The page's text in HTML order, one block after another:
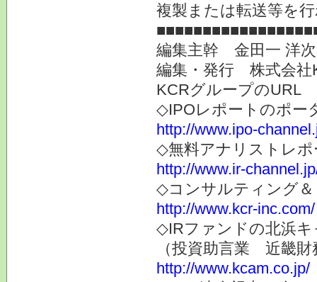
複製または転送等を
編集主幹 金田一 洋
編集・発行 株式会社
KCRグループのURL
◇IPOレポートのポー
http://www.ipo-
◇無料アナリストレ
http://www.ir-
◇コンサルティング＆
http://www.kcr-inc.com/
◇IRファンドの北浜
（投資助言業 近畿財
http://www.kcam.co.jp/